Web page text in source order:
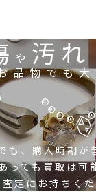
や 汚れ
品物でも
も、購入時期が
っても買取は可
定にお持ちく